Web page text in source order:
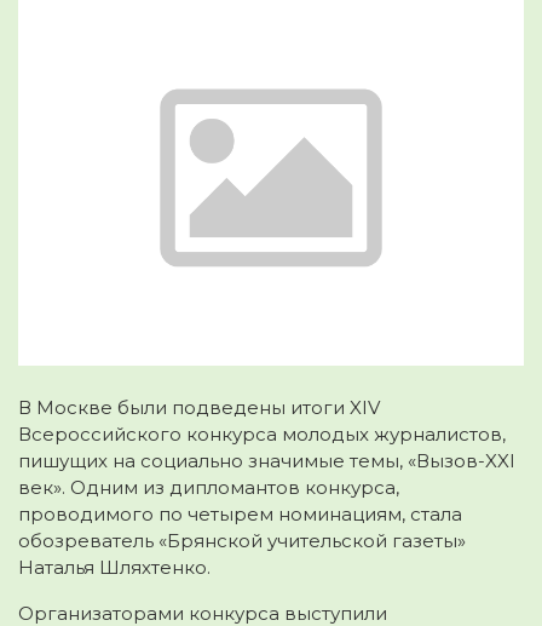
В Москве были подведены итоги XIV
Всероссийского конкурса молодых журналистов,
пишущих на социально значимые темы, «Вызов-XXI
век». Одним из дипломантов конкурса,
проводимого по четырем номинациям, стала
обозреватель «Брянской учительской газеты»
Наталья Шляхтенко.
Организаторами конкурса выступили